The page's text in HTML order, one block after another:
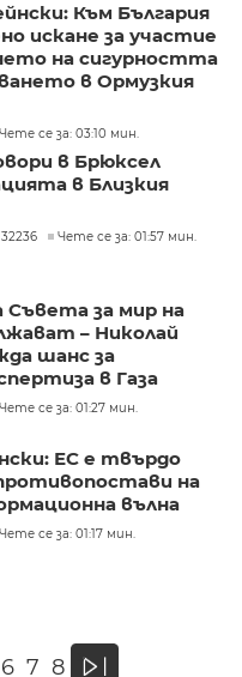
Към България
искане за участие
на сигурността
в Ормузкия
Чете се за: 03:10 мин.
в Брюксел
в Близкия
32236 Чете се за: 01:57 мин.
за мир на
– Николай
шанс за
в Газа
Чете се за: 01:27 мин.
ЕС е твърдо
на
вълна
Чете се за: 01:17 мин.
6 7 8 »